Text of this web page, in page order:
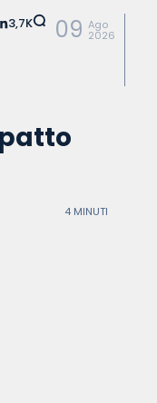
3,7K 09 Ago
2026
4 MINUTI